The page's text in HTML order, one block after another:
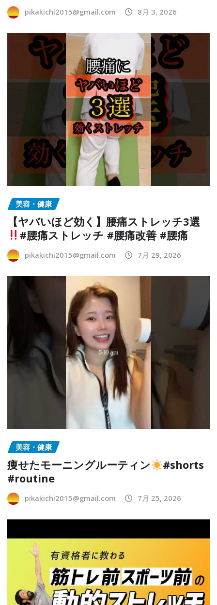
pikakichi2015@gmail.com 8月 3, 2026
美容・健康
【ヤバいほど効く】腰痛ストレッチ3選
#腰痛ストレッチ #腰痛改善 #腰痛
pikakichi2015@gmail.com 7月 29, 2026
美容・健康
痩せたモーニングルーティン
#shorts
#routine
pikakichi2015@gmail.com 7月 25, 2026